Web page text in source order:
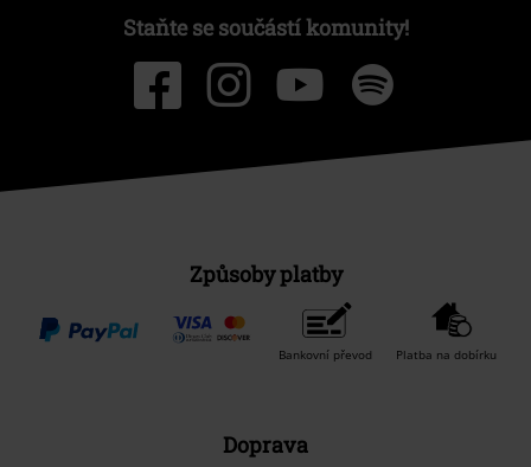
Staňte se součástí komunity!
Způsoby platby
Bankovní převod Platba na dobírku
Doprava